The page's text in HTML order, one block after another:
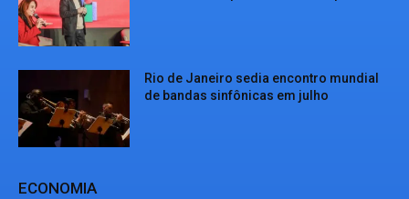
Rio de Janeiro sedia encontro mundial
de bandas sinfônicas em julho
ECONOMIA